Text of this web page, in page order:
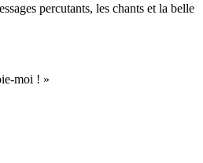
percutants, les chants et la belle
moi ! »